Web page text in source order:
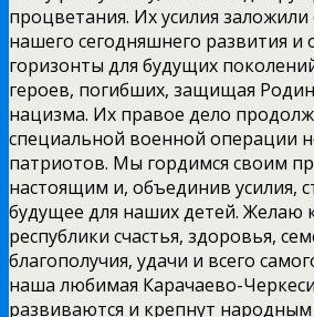
процветания. Их усилия
нашего сегодняшнего развития
горизонты для будущих
героев, погибших, защищая
нацизма. Их правое дело
специальной военной операции
патриотов. Мы гордимся своим
настоящим и, объединив усилия,
будущее для наших детей. Желаю
республики счастья, здоровья,
благополучия, удачи и всего
наша любимая Карачаево-
развиваются и крепнут